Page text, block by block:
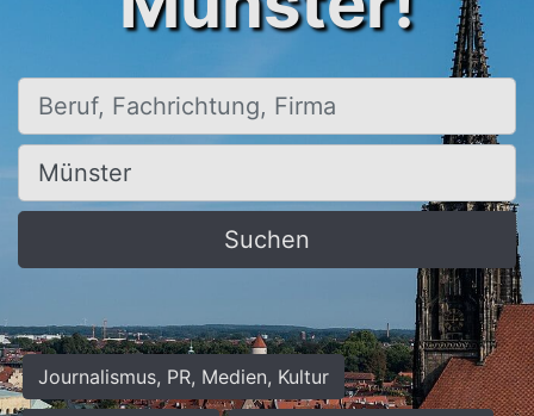
Beruf, Fachrichtung, Firma
Ort, Stadt
Suchen
Journalismus, PR, Medien, Kultur